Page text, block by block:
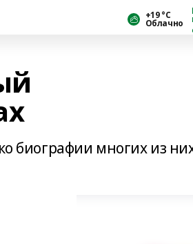
+19 °С
Облачно
биографии многих из